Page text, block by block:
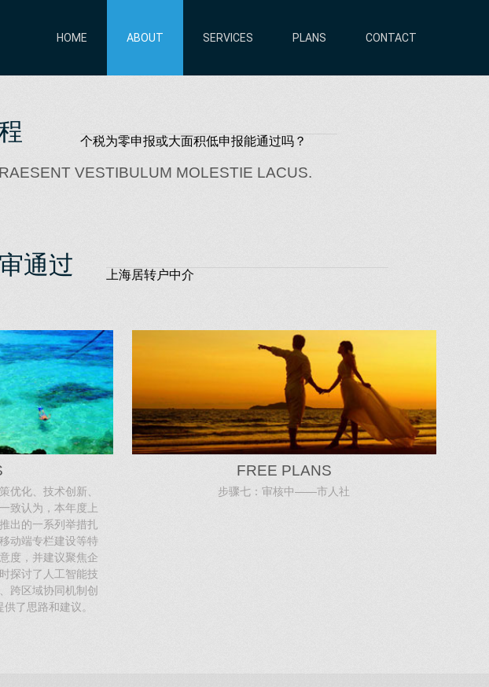
HOME ABOUT SERVICES PLANS CONTACT
个税为零申报或大面积低申报能通过吗？
VESTIBULUM MOLESTIE LACUS.
通过 上海居转户中介
优化、技术创新、
致认为，本年度上
出的一系列举措扎
动端专栏建设等特
度，并建议聚焦企
探讨了人工智能技
跨区域协同机制创
了思路和建议。
FREE PLANS
步骤七：审核中——市人社